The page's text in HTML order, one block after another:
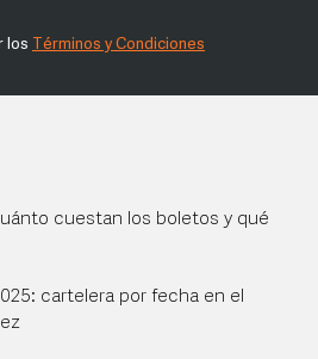
los Términos y Condiciones
cuestan los boletos y qué
cartelera por fecha en el